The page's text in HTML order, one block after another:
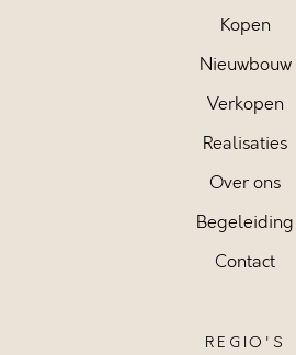
Kopen
Nieuwbouw
Verkopen
Realisaties
Over ons
Begeleiding
Contact
REGIO'S